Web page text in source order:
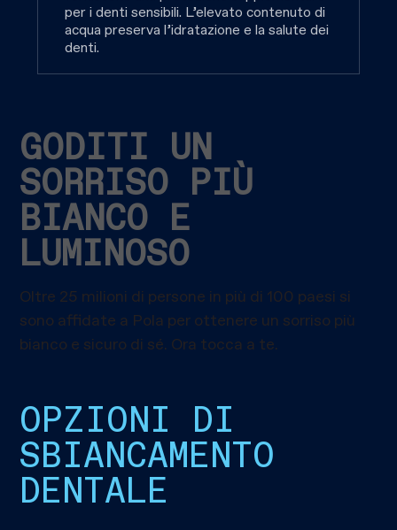
per i denti sensibili. L’elevato contenuto di
acqua preserva l’idratazione e la salute dei
denti.
GODITI UN
SORRISO PIÙ
BIANCO E
LUMINOSO
Oltre 25 milioni di persone in più di 100 paesi si
sono affidate a Pola per ottenere un sorriso più
bianco e sicuro di sé. Ora tocca a te.
OPZIONI DI
SBIANCAMENTO
DENTALE